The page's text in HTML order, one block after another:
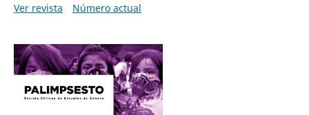
Ver revista
Número actual